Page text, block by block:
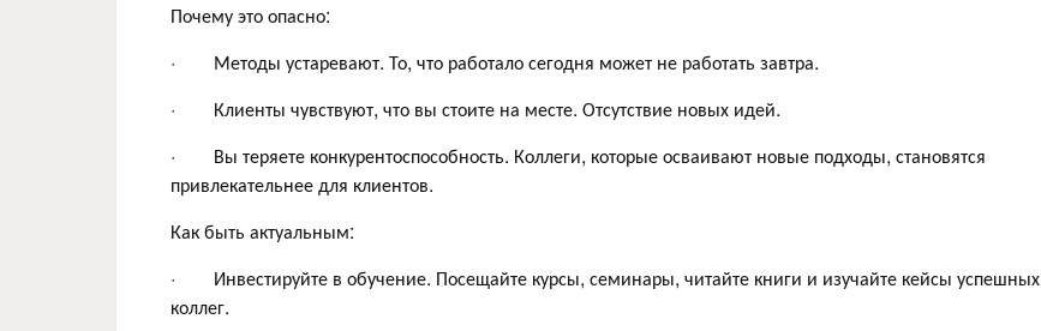
Почему это опасно:
· Методы устаревают. То, что работало сегодня может не работать завтра.
· Клиенты чувствуют, что вы стоите на месте. Отсутствие новых идей.
· Вы теряете конкурентоспособность. Коллеги, которые осваивают новые подходы, становятся
привлекательнее для клиентов.
Как быть актуальным:
· Инвестируйте в обучение. Посещайте курсы, семинары, читайте книги и изучайте кейсы успешных
коллег.